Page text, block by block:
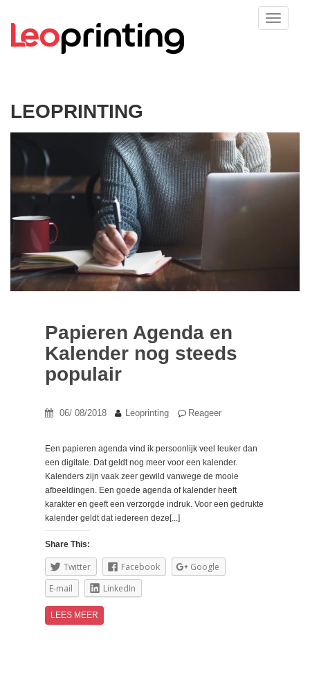
LEOPRINTING
Papieren Agenda en
Kalender nog steeds
populair
06/ 08/2018 Leoprinting Reageer
Een papieren agenda vind ik persoonlijk veel leuker dan
een digitale. Dat geldt nog meer voor een kalender.
Kalenders zijn vaak zeer gewild vanwege de mooie
afbeeldingen. Een goede agenda of kalender heeft
karakter en geeft een verzorgde indruk. Voor een gedrukte
kalender geldt dat iedereen deze[...]
Share This:
Twitter Facebook
Google
E-mail
LinkedIn
LEES MEER